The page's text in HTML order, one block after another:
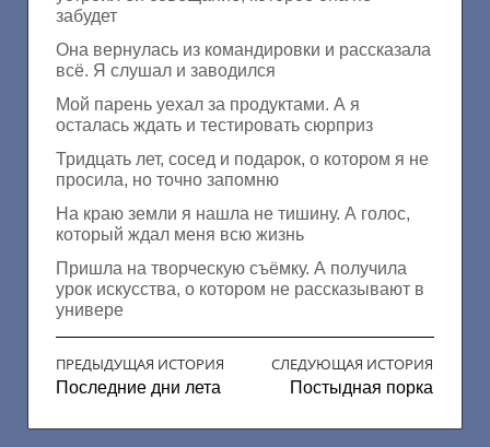
забудет
Она вернулась из командировки и рассказала
всё. Я слушал и заводился
Мой парень уехал за продуктами. А я
осталась ждать и тестировать сюрприз
Тридцать лет, сосед и подарок, о котором я не
просила, но точно запомню
На краю земли я нашла не тишину. А голос,
который ждал меня всю жизнь
Пришла на творческую съёмку. А получила
урок искусства, о котором не рассказывают в
универе
ПРЕДЫДУЩАЯ ИСТОРИЯ
Последние дни лета
СЛЕДУЮЩАЯ ИСТОРИЯ
Постыдная порка